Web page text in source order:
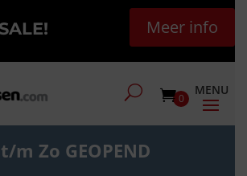
Meer info
0
m Zo GEOPEND